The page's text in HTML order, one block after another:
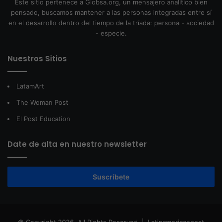
Este sitio pertenece a Globsa.org, un mensajero analítico bien
pensado, buscamos mantener a las personas integradas entre sí
en el desarrollo dentro del tiempo de la tríada: persona - sociedad
- especie.
Nuestros Sitios
LatamArt
The Woman Post
El Post Education
Date de alta en nuestro newsletter
Suscríbete